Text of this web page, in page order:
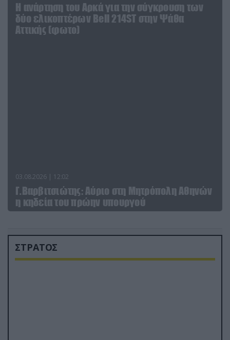
Η ανάρτηση του Αρκά για την σύγκρουση των
δύο ελικοπτέρων Bell 214ST στην Ψάθα
Αττικής (φωτο)
03.08.2026 | 12:02
Γ.Βαρβιτσιώτης: Aύριο στη Μητρόπολη Αθηνών
η κηδεία του πρώην υπουργού
ΣΤΡΑΤΟΣ